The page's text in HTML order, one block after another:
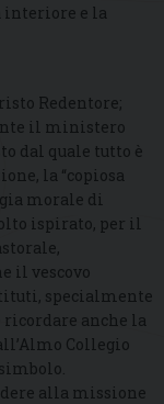
interiore e la
Redentore;
il ministero
dal quale tutto è
la “copiosa
morale di
ispirato, per il
il vescovo
specialmente
ricordare anche la
Collegio
alla missione